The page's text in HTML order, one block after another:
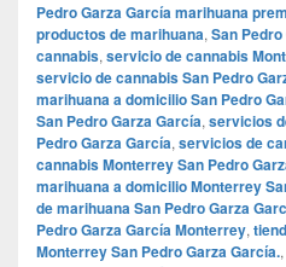
Pedro Garza García marihuana
productos de marihuana, San
cannabis, servicio de cannabis
servicio de cannabis San Pedro
marihuana a domicilio San Pedro
San Pedro Garza García, servicios
Pedro Garza García, servicios de
cannabis Monterrey San Pedro
marihuana a domicilio Monterrey
de marihuana San Pedro Garza
Pedro Garza García Monterrey,
Monterrey San Pedro Garza García.,